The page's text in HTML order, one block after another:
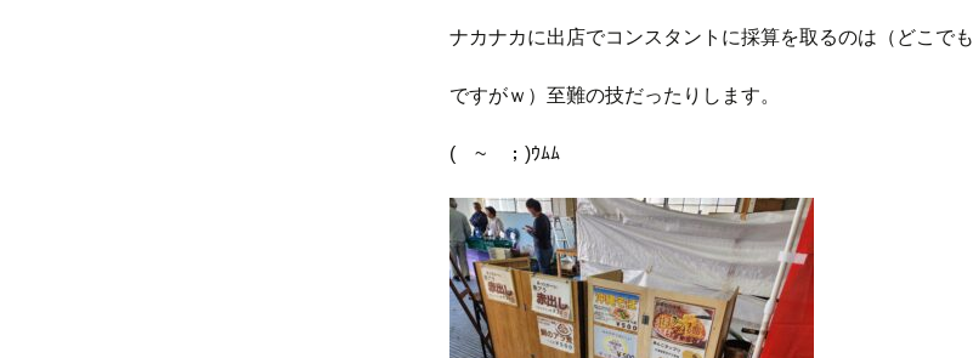
ナカナカに出店でコンスタントに採算を取るのは（どこでも
ですがｗ）至難の技だったりします。
(￣~￣；)ｳﾑﾑ